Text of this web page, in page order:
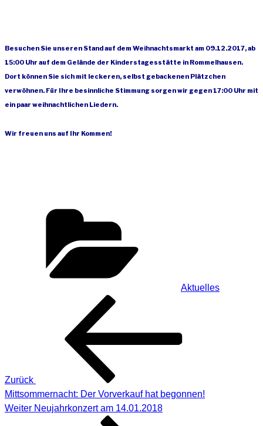
Besuchen Sie unseren Stand auf dem Weihnachtsmarkt am 09.12.2017, ab
15:00 Uhr auf dem Gelände der Kinderstagesstätte in Rommelhausen.
Dort können Sie sich mit leckeren, selbst gebackenen Plätzchen
verwöhnen. Für Ihre besinnliche Stimmung sorgen wir gegen 17:00 Uhr mit
ein paar weihnachtlichen Liedern.
Wir freuen uns auf Ihr Kommen!
Aktuelles
Beitragsnavigation
Zurück
Mittsommernacht: Der Vorverkauf hat begonnen!
Nächster
Weiter Neujahrkonzert am 14.01.2018